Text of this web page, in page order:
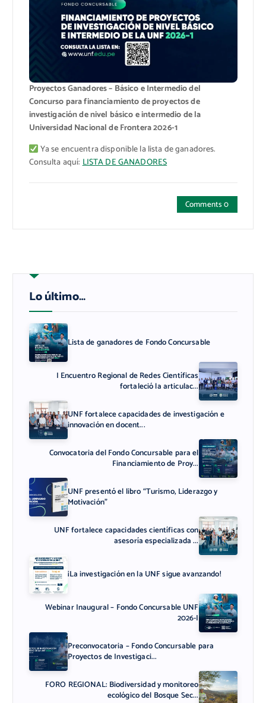
Proyectos Ganadores – Básico e Intermedio del
Concurso para financiamiento de proyectos de
investigación de nivel básico e intermedio de la
Universidad Nacional de Frontera 2026-1
Ya se encuentra disponible la lista de ganadores.
Consulta aquí:LISTA DE GANADORES
Comments 0
Lo último…
Lista de ganadores de Fondo Concursable
I Encuentro Regional de Redes Científicas
fortaleció la articulac...
UNF fortalece capacidades de investigación e
innovación en docent...
Convocatoria del Fondo Concursable para el
Financiamiento de Proy...
UNF presentó el libro “Turismo, Liderazgo y
Motivación”
UNF fortalece capacidades científicas con
asesoría especializada ...
¡La investigación en la UNF sigue avanzando!
Webinar Inaugural – Fondo Concursable UNF
2026-I
Preconvocatoria – Fondo Concursable para
Proyectos de Investigaci...
FORO REGIONAL: Biodiversidad y monitoreo
ecológico del Bosque Sec...